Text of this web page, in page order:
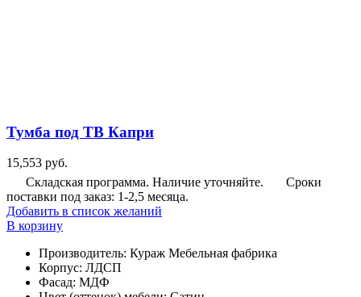
Тумба под ТВ Капри
15,553 руб.
Складская программа. Наличие уточняйте.
Сроки
поставки под заказ: 1-2,5 месяца.
Добавить в список желаний
В корзину
Производитель: Кураж Мебельная фабрика
Корпус: ЛДСП
Фасад: МДФ